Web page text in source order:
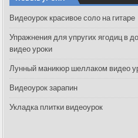
h
f
r
:
Видеоурок красивое соло на гитаре
Упражнения для упругих ягодиц в
видео уроки
Лунный маникюр шеллаком видео
Видеоурок зарапин
Укладка плитки видеоурок